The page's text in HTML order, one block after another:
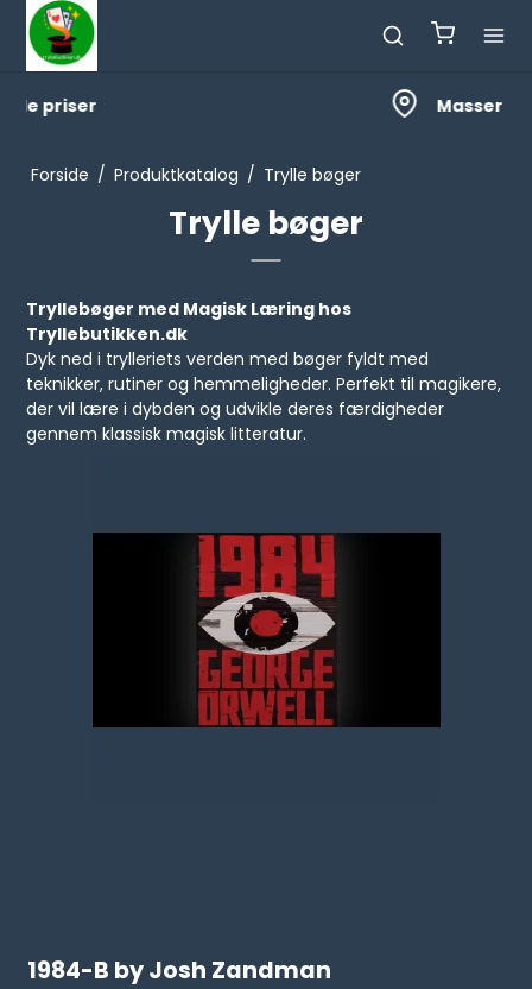
Forside / Produktkatalog / Trylle bøger
Trylle bøger
Tryllebøger med Magisk Læring hos
Tryllebutikken.dk
Dyk ned i trylleriets verden med bøger fyldt med
teknikker, rutiner og hemmeligheder. Perfekt til magikere,
der vil lære i dybden og udvikle deres færdigheder
gennem klassisk magisk litteratur.
1984-B by Josh Zandman